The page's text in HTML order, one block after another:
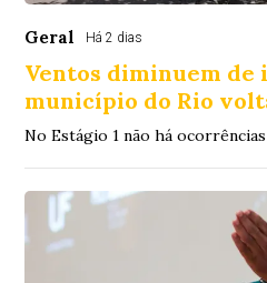
Geral Há 2 dias
Ventos diminuem de
município do Rio
No Estágio 1 não há